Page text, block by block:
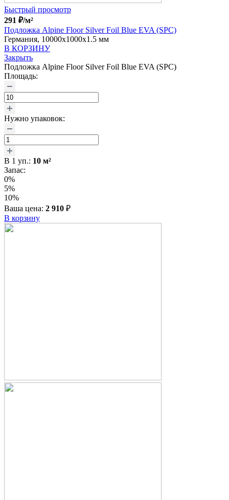
Быстрый просмотр
291 ₽/м²
Подложка Alpine Floor Silver Foil Blue EVA (SPC)
Германия, 10000x1000x1.5 мм
В КОРЗИНУ
Закрыть
Подложка Alpine Floor Silver Foil Blue EVA (SPC)
Площадь:
Нужно упаковок:
В 1 уп.: 10 м²
Запас:
0%
5%
10%
Ваша цена: 2 910 ₽
В корзину